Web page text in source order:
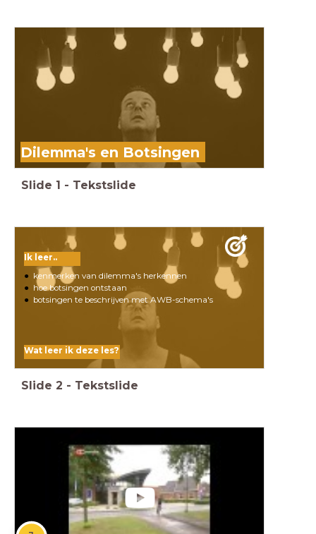
Dilemma's en Botsingen
Slide 1 - Tekstslide
Wat leer ik deze les?
kenmerken van dilemma's herkennen
hoe botsingen ontstaan
botsingen te beschrijven met AWB-schema's
Ik leer..
Slide 2 - Tekstslide